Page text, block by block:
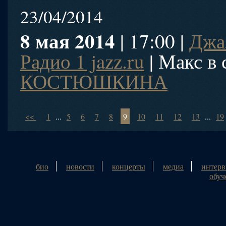
23/04/2014
8 мая 2014 | 17:00 |
Радио 1 jazz.ru | Макс в
КОСТЮШКИНА
<< 1 ... 5 6 7 8 9 10 11 12 13 ... 19
био новости концерты медиа